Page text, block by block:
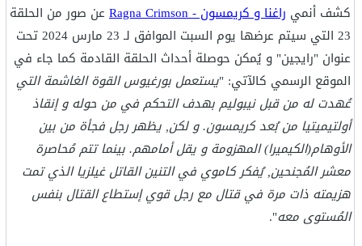
كشف أنمي راغنا و كريمسون - Ragna Crimson
عن صور من الحلقة
23 التي سيتم عرضها يوم السبت الموافق لـ 23 مارس 2024 تحت
عنوان "رايجين" و يُمكن حوصلة أحداث الحلقة القادمة كما جاء في
الموقع الرسمي كالآتي: "يستعمل بورغيوس القوة الغاشمة التي
عُهدت له من قبل نيبوليم بهدف التحكم في من حوله و إنقاذ
أولتيميتيا من بُعد كريمسون. و لكن, يظهر رجل فجأة من بين
الأوهام(الكيميرا) المهزومة و يقل أمامهم. بينما تتم مُحاصرة
معشر المُجنحين, يُفكر كاموي في التنين القاتل غيلزيا الذي تمت
هزيمته ذات مرة في قتال مع رجل قوي إستطاع القتال بنفس
المُستوى معه".